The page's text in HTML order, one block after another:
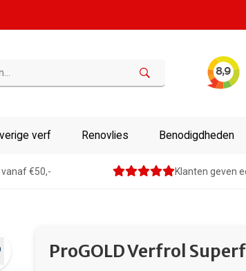
verf Renovlies Benodigdheden
€50,- Klanten geven
ProGOLD Verfrol